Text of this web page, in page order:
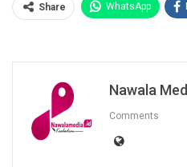
Share WhatsApp
Nawala
Comments